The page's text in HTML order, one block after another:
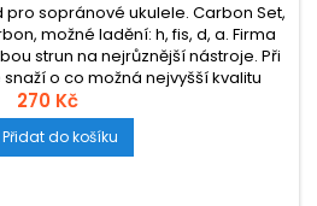
pro sopránové ukulele. Carbon Set,
možné ladění: h, fis, d, a. Firma
strun na nejrůznější nástroje. Při
o co možná nejvyšší kvalitu
Stejně je tomu i v případě nylon
strun na ukulele.
270 Kč
Přidat do košíku